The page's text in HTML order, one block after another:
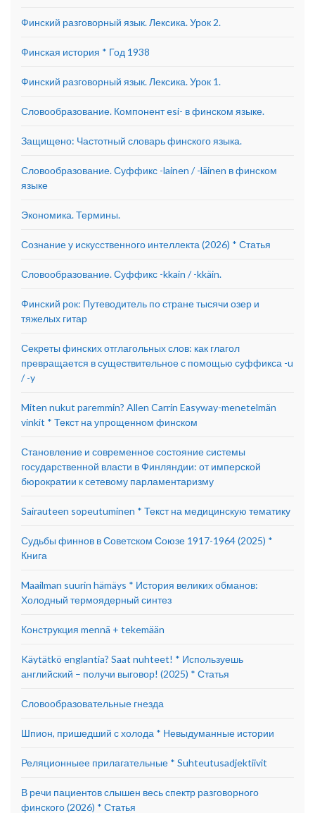
Финский разговорный язык. Лексика. Урок 2.
Финская история * Год 1938
Финский разговорный язык. Лексика. Урок 1.
Словообразование. Компонент esi- в финском языке.
Защищено: Частотный словарь финского языка.
Словообразование. Суффикс -lainen / -läinen в финском
языке
Экономика. Термины.
Сознание у искусственного интеллекта (2026) * Статья
Словообразование. Суффикс -kkain / -kkäin.
Финский рок: Путеводитель по стране тысячи озер и
тяжелых гитар
Секреты финских отглагольных слов: как глагол
превращается в существительное с помощью суффикса -u
/ -y
Miten nukut paremmin? Allen Carrin Easyway-menetelmän
vinkit * Текст на упрощенном финском
Становление и современное состояние системы
государственной власти в Финляндии: от имперской
бюрократии к сетевому парламентаризму
Sairauteen sopeutuminen * Текст на медицинскую тематику
Судьбы финнов в Советском Союзе 1917-1964 (2025) *
Книга
Maailman suurin hämäys * История великих обманов:
Холодный термоядерный синтез
Конструкция mennä + tekemään
Käytätkö englantia? Saat nuhteet! * Используешь
английский – получи выговор! (2025) * Статья
Словообразовательные гнезда
Шпион, пришедший с холода * Невыдуманные истории
Реляционныее прилагательные * Suhteutusadjektiivit
В речи пациентов слышен весь спектр разговорного
финского (2026) * Статья